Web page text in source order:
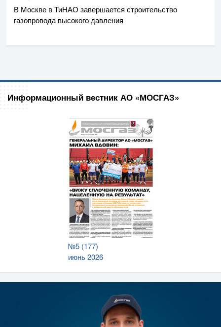
В Москве в ТиНАО завершается строительство
газопровода высокого давления
Информационный вестник АО «МОСГАЗ»
№5 (177)
июнь 2026